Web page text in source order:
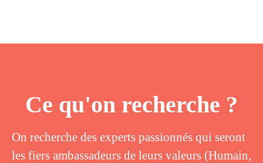
Ce qu'on recherche ?
On recherche des experts passionnés qui seront
les fiers ambassadeurs de leurs valeurs (Humain,